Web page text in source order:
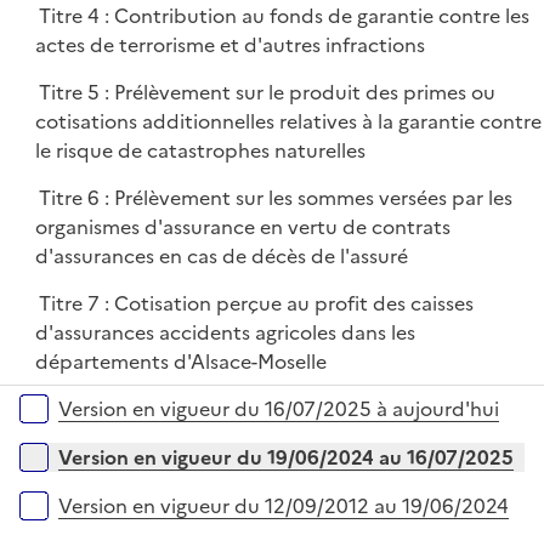
Titre 4 : Contribution au fonds de garantie contre les
actes de terrorisme et d'autres infractions
Titre 5 : Prélèvement sur le produit des primes ou
cotisations additionnelles relatives à la garantie contre
le risque de catastrophes naturelles
Titre 6 : Prélèvement sur les sommes versées par les
organismes d'assurance en vertu de contrats
d'assurances en cas de décès de l'assuré
Titre 7 : Cotisation perçue au profit des caisses
d'assurances accidents agricoles dans les
départements d'Alsace-Moselle
Versions sur la période
Version en vigueur du 16/07/2025 à aujourd'hui
Version en vigueur du 19/06/2024 au 16/07/2025
Version en vigueur du 12/09/2012 au 19/06/2024